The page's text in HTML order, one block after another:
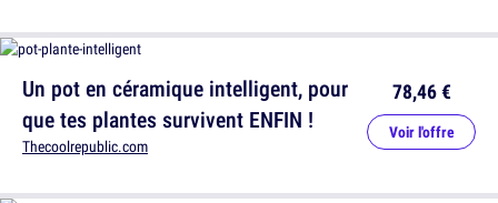
Un pot en céramique intelligent, pour
que tes plantes survivent ENFIN !
Thecoolrepublic.com
78,46 €
Voir l'offre